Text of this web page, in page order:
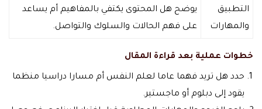
التطبيق
والمهارات
يوضح هل المحتوى يكتفي بالمفاهيم أم يساعد
على فهم الحالات والسلوك والتواصل.
خطوات عملية بعد قراءة المقال
حدد هل تريد فهما عاما لعلم النفس أم مسارا دراسيا منظما
يقود إلى دبلوم أو ماجستير.